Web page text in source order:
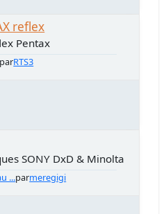
reflex
Pentax
parRTS3
SONY DxD & Minolta
...parmeregigi